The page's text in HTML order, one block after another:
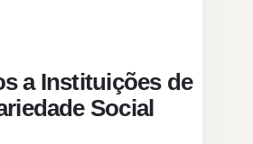
a Instituições de
Social